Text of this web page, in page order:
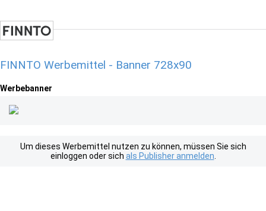
FINNTO Werbemittel - Banner 728x90
Werbebanner
Um dieses Werbemittel nutzen zu können, müssen Sie sich
einloggen oder sich als Publisher anmelden